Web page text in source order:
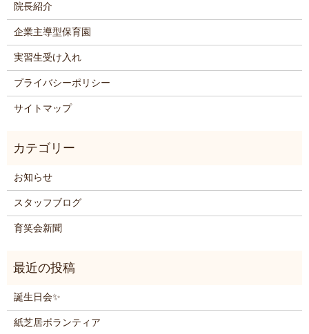
院長紹介
企業主導型保育園
実習生受け入れ
プライバシーポリシー
サイトマップ
お知らせ
スタッフブログ
育笑会新聞
誕生日会✨
紙芝居ボランティア